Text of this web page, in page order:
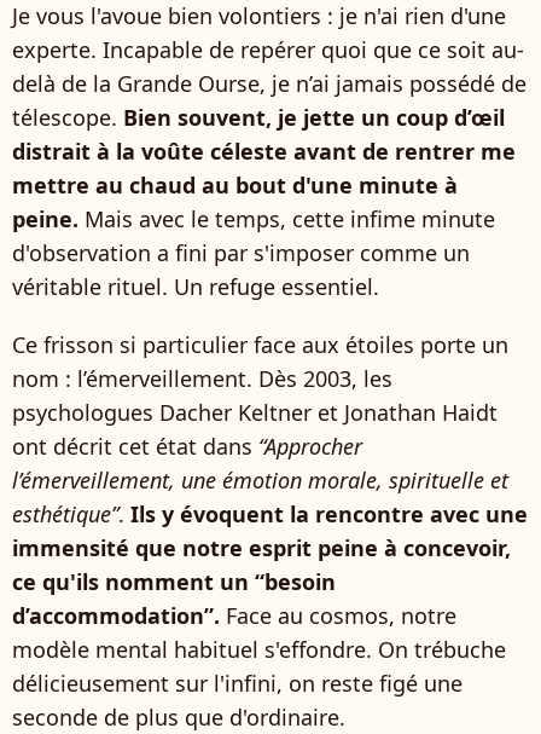
Je vous l'avoue bien volontiers : je n'ai rien d'une
experte. Incapable de repérer quoi que ce soit au-
delà de la Grande Ourse, je n’ai jamais possédé de
télescope. Bien souvent, je jette un coup d’œil
distrait à la voûte céleste avant de rentrer me
mettre au chaud au bout d'une minute à
peine. Mais avec le temps, cette infime minute
d'observation a fini par s'imposer comme un
véritable rituel. Un refuge essentiel.
Ce frisson si particulier face aux étoiles porte un
nom : l’émerveillement. Dès 2003, les
psychologues Dacher Keltner et Jonathan Haidt
ont décrit cet état dans “Approcher
l’émerveillement, une émotion morale, spirituelle et
esthétique”. Ils y évoquent la rencontre avec une
immensité que notre esprit peine à concevoir,
ce qu'ils nomment un “besoin
d’accommodation”. Face au cosmos, notre
modèle mental habituel s'effondre. On trébuche
délicieusement sur l'infini, on reste figé une
seconde de plus que d'ordinaire.